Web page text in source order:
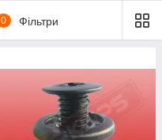
0 Фільтри